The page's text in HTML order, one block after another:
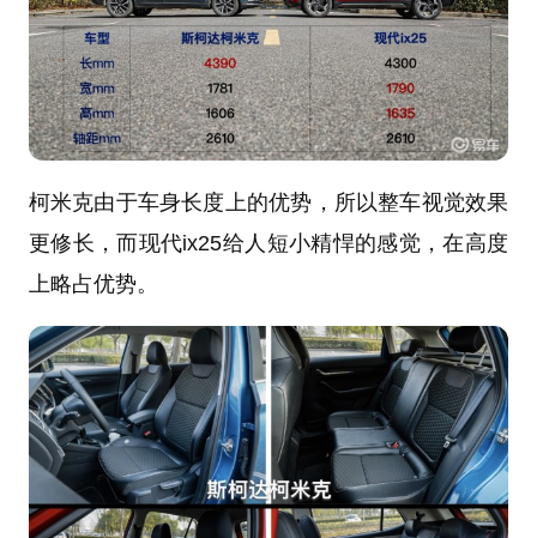
柯米克由于车身长度上的优势，所以整车视觉效果
更修长，而现代ix25给人短小精悍的感觉，在高度
上略占优势。